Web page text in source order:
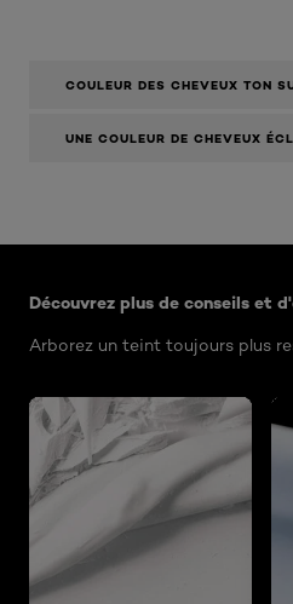
COULEUR DES CHEVEUX TON
UNE COULEUR DE CHEVEUX
Découvrez plus de conseils et
Arborez un teint toujours plus